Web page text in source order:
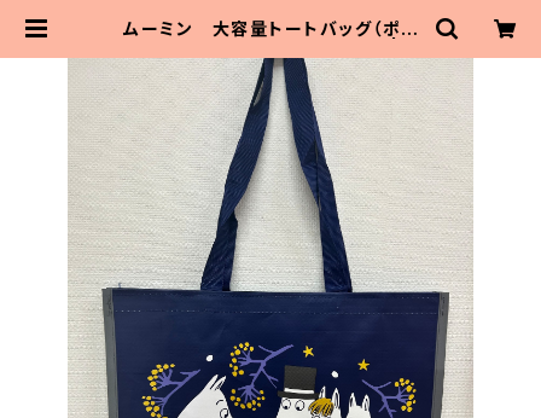
ムーミン 大容量トートバッグ（ポリ
aitoParta